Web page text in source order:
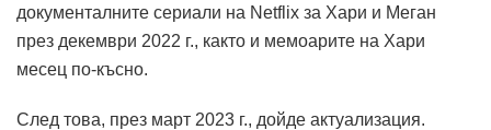
документалните сериали на Netflix за Хари и Меган
през декември 2022 г., както и мемоарите на Хари
месец по-късно.
След това, през март 2023 г., дойде актуализация.